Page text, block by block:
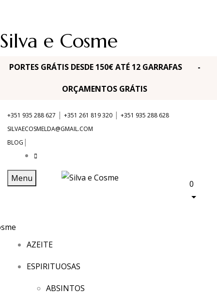
Silva e Cosme
PORTES GRÁTIS DESDE 150€ ATÉ 12 GARRAFAS -
ORÇAMENTOS GRÁTIS
+351 935 288 627 | +351 261 819 320 | +351 935 288 628
SILVAECOSMELDA@GMAIL.COM
BLOG |
Menu
0
AZEITE
ESPIRITUOSAS
ABSINTOS